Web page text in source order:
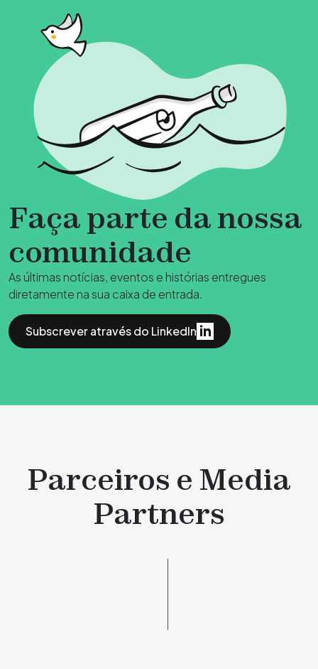
Faça parte da nossa
comunidade
As últimas notícias, eventos e histórias entregues
diretamente na sua caixa de entrada.
Subscrever através do LinkedIn
Parceiros e Media
Partners